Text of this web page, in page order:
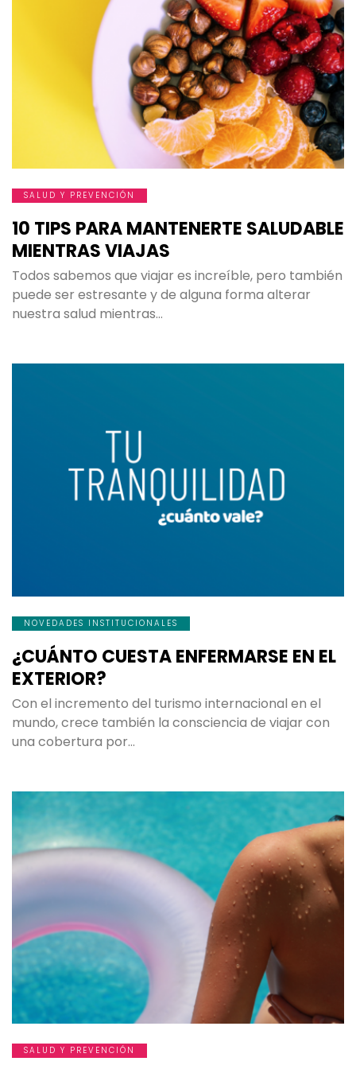
SALUD Y PREVENCIÓN
10 TIPS PARA MANTENERTE SALUDABLE
MIENTRAS VIAJAS
Todos sabemos que viajar es increíble, pero también
puede ser estresante y de alguna forma alterar
nuestra salud mientras…
NOVEDADES INSTITUCIONALES
¿CUÁNTO CUESTA ENFERMARSE EN EL
EXTERIOR?
Con el incremento del turismo internacional en el
mundo, crece también la consciencia de viajar con
una cobertura por…
SALUD Y PREVENCIÓN